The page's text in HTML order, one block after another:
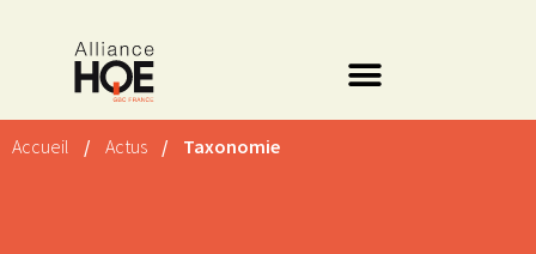
Accueil / Actus / Taxonomie